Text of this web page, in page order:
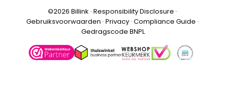
©️2026 Billink · Responsibility Disclosure ·
Gebruiksvoorwaarden · Privacy· Compliance Guide ·
Gedragscode BNPL